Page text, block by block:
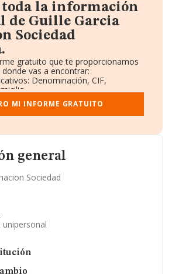
general
Sociedad
unipersonal
toda la información
de Guille Garcia
Sociedad
gratuito que te proporcionamos
vas a encontrar:
Denominación, CIF,
Completo (BORME).
Ventas y Empleados.
y Administradores.
publicados sobre la empresa.
y registral complementaria.
MI INFORME GRATUITO